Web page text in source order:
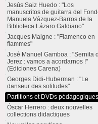
Jesús Saiz Huedo : "Los
manuscritos de guitarra del
Manuela Vázquez-Barros de la
Biblioteca Lázaro Galdiano"
Jacques Maigne : "Flamenco en
flammes"
José Manuel Gamboa : "Sernita
Jerez : vamos a acordarnos !"
(Ediciones Carena)
Georges Didi-Huberman : "Le
danseur des solitudes"
Partitions et DVDs pédagogiques
Óscar Herrero : deux nouvelles
collections didactiques